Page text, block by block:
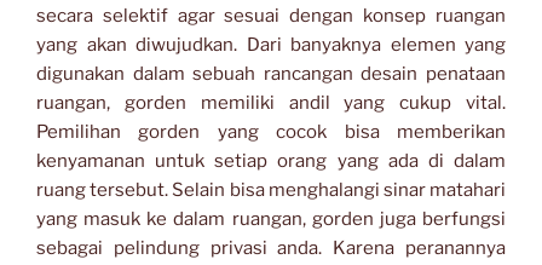
secara selektif agar sesuai dengan konsep ruangan
yang akan diwujudkan. Dari banyaknya elemen yang
digunakan dalam sebuah rancangan desain penataan
ruangan, gorden memiliki andil yang cukup vital.
Pemilihan gorden yang cocok bisa memberikan
kenyamanan untuk setiap orang yang ada di dalam
ruang tersebut. Selain bisa menghalangi sinar matahari
yang masuk ke dalam ruangan, gorden juga berfungsi
sebagai pelindung privasi anda. Karena peranannya